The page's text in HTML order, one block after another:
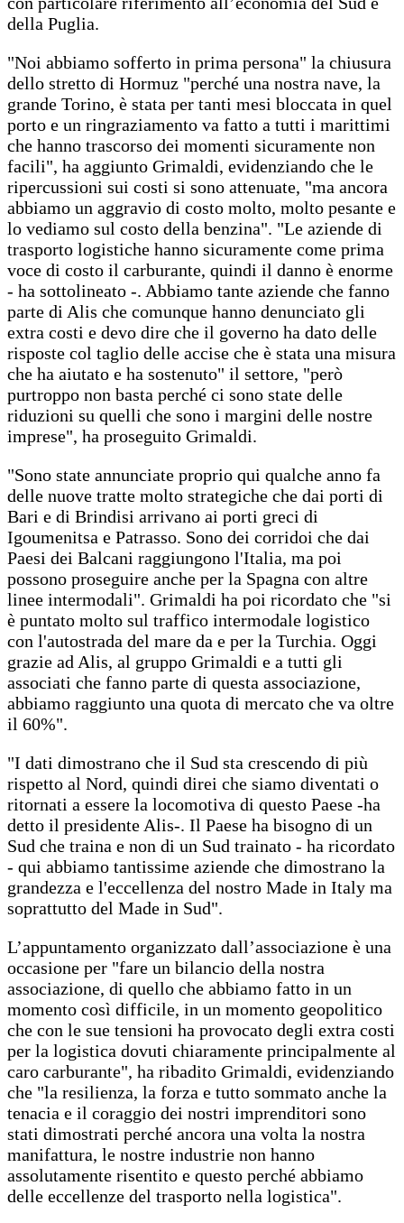
della Puglia.
"Noi abbiamo sofferto in prima persona" la chiusura
dello stretto di Hormuz "perché una nostra nave, la
grande Torino, è stata per tanti mesi bloccata in quel
porto e un ringraziamento va fatto a tutti i marittimi
che hanno trascorso dei momenti sicuramente non
facili", ha aggiunto Grimaldi, evidenziando che le
ripercussioni sui costi si sono attenuate, "ma ancora
abbiamo un aggravio di costo molto, molto pesante e
lo vediamo sul costo della benzina". "Le aziende di
trasporto logistiche hanno sicuramente come prima
voce di costo il carburante, quindi il danno è enorme
- ha sottolineato -. Abbiamo tante aziende che fanno
parte di Alis che comunque hanno denunciato gli
extra costi e devo dire che il governo ha dato delle
risposte col taglio delle accise che è stata una misura
che ha aiutato e ha sostenuto" il settore, "però
purtroppo non basta perché ci sono state delle
riduzioni su quelli che sono i margini delle nostre
imprese", ha proseguito Grimaldi.
"Sono state annunciate proprio qui qualche anno fa
delle nuove tratte molto strategiche che dai porti di
Bari e di Brindisi arrivano ai porti greci di
Igoumenitsa e Patrasso. Sono dei corridoi che dai
Paesi dei Balcani raggiungono l'Italia, ma poi
possono proseguire anche per la Spagna con altre
linee intermodali". Grimaldi ha poi ricordato che "si
è puntato molto sul traffico intermodale logistico
con l'autostrada del mare da e per la Turchia. Oggi
grazie ad Alis, al gruppo Grimaldi e a tutti gli
associati che fanno parte di questa associazione,
abbiamo raggiunto una quota di mercato che va oltre
il 60%".
"I dati dimostrano che il Sud sta crescendo di più
rispetto al Nord, quindi direi che siamo diventati o
ritornati a essere la locomotiva di questo Paese -ha
detto il presidente Alis-. Il Paese ha bisogno di un
Sud che traina e non di un Sud trainato - ha ricordato
- qui abbiamo tantissime aziende che dimostrano la
grandezza e l'eccellenza del nostro Made in Italy ma
soprattutto del Made in Sud".
L’appuntamento organizzato dall’associazione è una
occasione per "fare un bilancio della nostra
associazione, di quello che abbiamo fatto in un
momento così difficile, in un momento geopolitico
che con le sue tensioni ha provocato degli extra costi
per la logistica dovuti chiaramente principalmente al
caro carburante", ha ribadito Grimaldi, evidenziando
che "la resilienza, la forza e tutto sommato anche la
tenacia e il coraggio dei nostri imprenditori sono
stati dimostrati perché ancora una volta la nostra
manifattura, le nostre industrie non hanno
assolutamente risentito e questo perché abbiamo
delle eccellenze del trasporto nella logistica".